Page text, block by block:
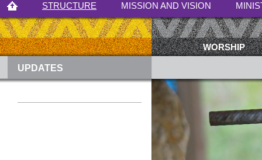
STRUCTURE MISSION AND VISION
WORSHIP
UPDATES